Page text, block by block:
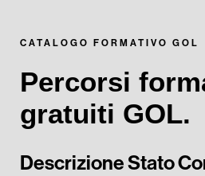
CATALOGO FORMATIVO GOL
Percorsi
gratuiti GOL.
Descrizione Stato